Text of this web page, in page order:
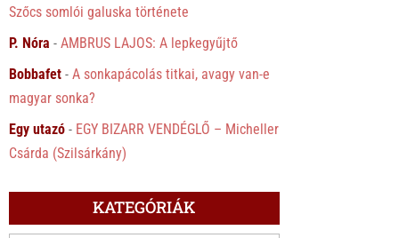
Szőcs somlói galuska története
P. Nóra -AMBRUS LAJOS: A lepkegyűjtő
Bobbafet -A sonkapácolás titkai, avagy van-e
magyar sonka?
Egy utazó - EGY BIZARR VENDÉGLŐ – Micheller
Csárda (Szilsárkány)
KATEGÓRIÁK